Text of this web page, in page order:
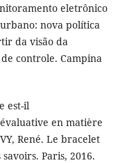
eletrônico
nova política
da visão da
controle. Campina
est-il
en matière
René. Le bracelet
Paris, 2016.